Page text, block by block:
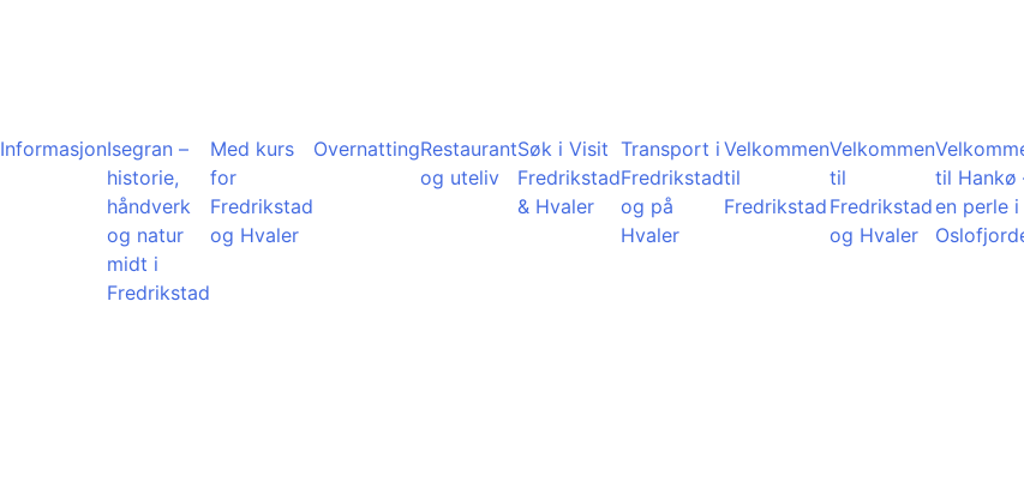
InformasjonIsegran –
historie,
håndverk
og natur
midt i
Fredrikstad
Med kurs
for
Fredrikstad
og Hvaler
OvernattingRestaurant
og uteliv
Søk i Visit
Fredrikstad
& Hvaler
Transport i
Fredrikstad
og på
Hvaler
Velkommen
til
Fredrikstad
Velkommen
til
Fredrikstad
og Hvaler
til Hankø
en perle i